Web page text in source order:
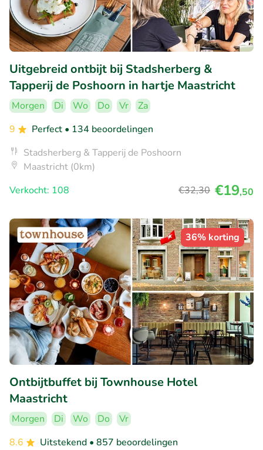
Uitgebreid ontbijt bij Stadsherberg &
Tapperij de Poshoorn in hartje Maastricht
Morgen Di Wo Do Vr
Za
9
Perfect • 134 beoordelingen
Stadsherberg & Tapperij de Poshoorn
Maastricht (0km)
Verkocht: 108
€32,30 €19,50
36% korting
Ontbijtbuffet bij Townhouse Hotel
Maastricht
Morgen Di Wo Do
Vr
8.6
Uitstekend • 857 beoordelingen